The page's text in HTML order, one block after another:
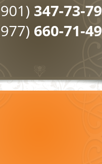
347-73-79
660-71-49